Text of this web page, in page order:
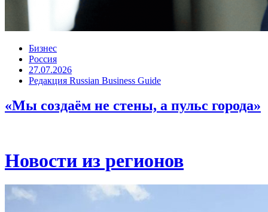
Бизнес
Россия
27.07.2026
Редакция Russian Business Guide
«Мы создаём не стены, а пульс города»
Новости из регионов